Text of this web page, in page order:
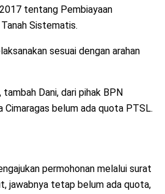
tentang Pembiayaan
Sistematis.
sesuai dengan arahan
tambah Dani, dari pihak BPN
Cimaragas belum ada quota PTSL.
permohonan melalui surat
jawabnya tetap belum ada quota,